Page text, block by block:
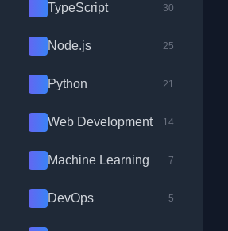
TypeScript 30
Node.js 25
Python 21
Web Development 14
Machine Learning 7
DevOps 5